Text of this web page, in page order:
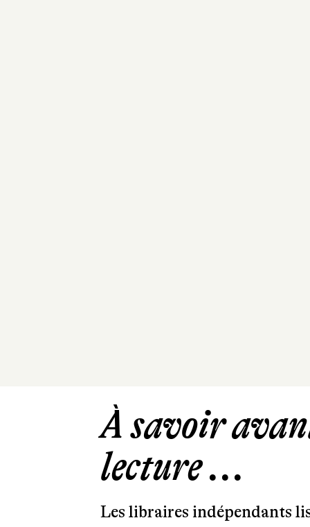
À savoir
lecture ...
Les libraires indépendants